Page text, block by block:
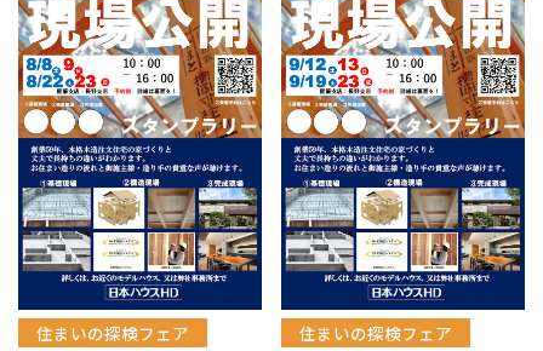
住まいの探検フェア 住まいの探検フェア